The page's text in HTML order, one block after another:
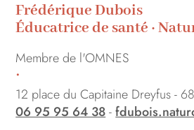
Frédérique Dubois
Éducatrice de santé ·
Membre de l'OMNES
•
12 place du Capitaine Dreyfus -
06 95 95 64 38-